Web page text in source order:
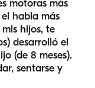
motoras más
habla más
hijos, te
desarrolló el
(de 8 meses).
sentarse y